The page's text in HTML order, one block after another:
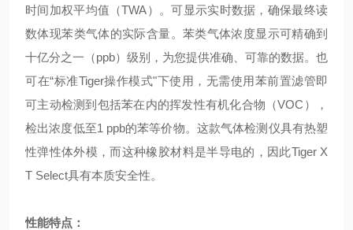
时间加权平均值（TWA）。可显示实时数据，确保最终读
数体现苯类气体的实际含量。苯类气体浓度显示可精确到
十亿分之一（ppb）级别，为您提供准确、可靠的数据。也
可在“标准Tiger操作模式"下使用，无需使用苯前置滤管即
可主动检测到包括苯在内的挥发性有机化合物（VOC），
检出浓度低至1 ppb的苯等价物。这款气体检测仪具有热塑
性弹性体外模，而这种橡胶材料是半导电的，因此Tiger X
T Select具有本质安全性。
性能特点 ：